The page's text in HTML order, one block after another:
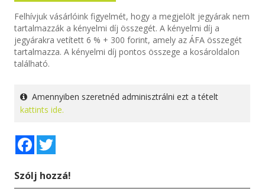
Felhívjuk vásárlóink figyelmét, hogy a megjelölt jegyárak nem
tartalmazzák a kényelmi díj összegét. A kényelmi díj a
jegyárakra vetített 6 % + 300 forint, amely az ÁFA összegét
tartalmazza. A kényelmi díj pontos összege a kosároldalon
található.
Amennyiben szeretnéd adminisztrálni ezt a tételt
kattints ide.
Facebook
Szólj hozzá!